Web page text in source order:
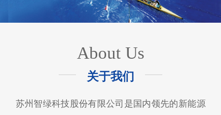
About Us
关于我们
苏州智绿科技股份有限公司是国内领先的新能源